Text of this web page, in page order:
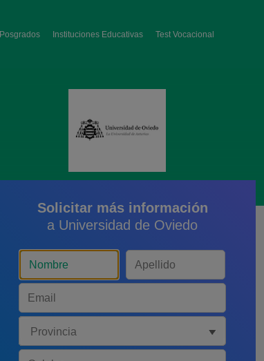
Posgrados Instituciones Educativas Test Vocacional
Solicitar más información
a Universidad de Oviedo